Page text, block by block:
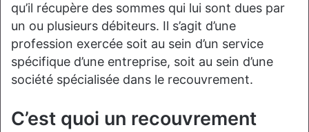
qu’il récupère des sommes qui lui sont dues par
un ou plusieurs débiteurs. Il s’agit d’une
profession exercée soit au sein d’un service
spécifique d’une entreprise, soit au sein d’une
société spécialisée dans le recouvrement.
C’est quoi un recouvrement